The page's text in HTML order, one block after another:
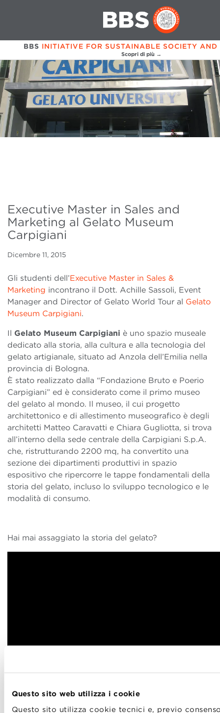
Questo sito web utilizza i cookie
Questo sito utilizza cookie tecnici e, previo
BBS INITIATIVE FOR SUSTAINABLE SOCIETY AND
Scopri di più →
Executive Master in Sales and
Marketing al Gelato Museum
Carpigiani
Dicembre 11, 2015
Gli studenti dell’Executive Master in Sales &
Marketing incontrano il Dott. Achille Sassoli, Event
Manager and Director of Gelato World Tour al Gelato
Museum Carpigiani.
Il Gelato Museum Carpigiani è uno spazio museale
dedicato alla storia, alla cultura e alla tecnologia del
gelato artigianale, situato ad Anzola dell’Emilia nella
provincia di Bologna.
È stato realizzato dalla “Fondazione Bruto e Poerio
Carpigiani” ed è considerato come il primo museo
del gelato al mondo. Il museo, il cui progetto
architettonico e di allestimento museografico è degli
architetti Matteo Caravatti e Chiara Gugliotta, si trova
all’interno della sede centrale della Carpigiani S.p.A.
che, ristrutturando 2200 mq, ha convertito una
sezione dei dipartimenti produttivi in spazio
espositivo che ripercorre le tappe fondamentali della
storia del gelato, incluso lo sviluppo tecnologico e le
modalità di consumo.
Hai mai assaggiato la storia del gelato?